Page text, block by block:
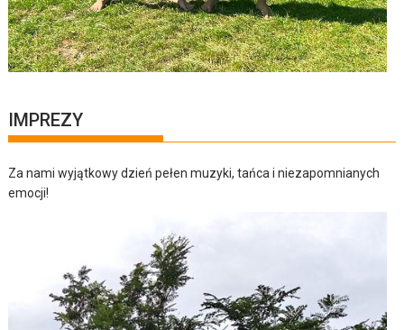
IMPREZY
Za nami wyjątkowy dzień pełen muzyki, tańca i niezapomnianych
emocji!